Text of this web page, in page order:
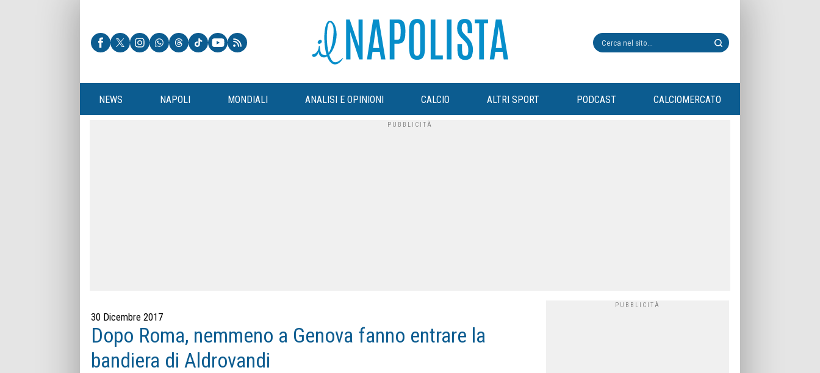
NEWS NAPOLI MONDIALI ANALISI E OPINIONI CALCIO ALTRI SPORT PODCAST CALCIOMERCATO
30 Dicembre 2017
Dopo Roma, nemmeno a Genova fanno entrare la
bandiera di Aldrovandi